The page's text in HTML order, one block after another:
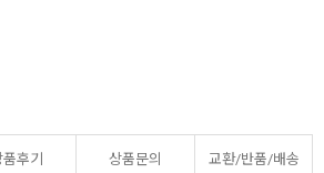
후기 상품문의 교환/반품/배송